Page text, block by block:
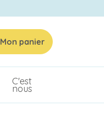
Mon panier
C'est
nous